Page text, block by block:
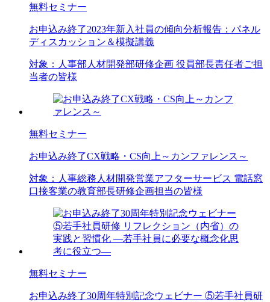
無料セミナー
お申込み終了2023年新入社員の傾向分析報告：パネル
ディスカッション＆模擬講義
対象： 人事部 人材開発部研修企画 役員部長責任者ご担
当者の皆様
無料セミナー
お申込み終了CX戦略・CS向上～カンファレンス～
対象： 人事総務 人材開発営業アフターサービス 電話窓
口接客業の教育部長研修企画担当の皆様
無料セミナー
お申込み終了30周年特別記念ウェビナー ⑤若手社員研